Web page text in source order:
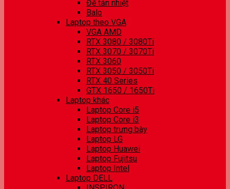
Đế tản nhiệt
Balo
Laptop theo VGA
VGA AMD
RTX 3080 / 3080Ti
RTX 3070 / 3070Ti
RTX 3060
RTX 3050 / 3050Ti
RTX 40 Series
GTX 1650 / 1650Ti
Laptop khác
Laptop Core i5
Laptop Core i3
Laptop trưng bày
Laptop LG
Laptop Huawei
Laptop Fujitsu
Laptop Intel
Laptop DELL